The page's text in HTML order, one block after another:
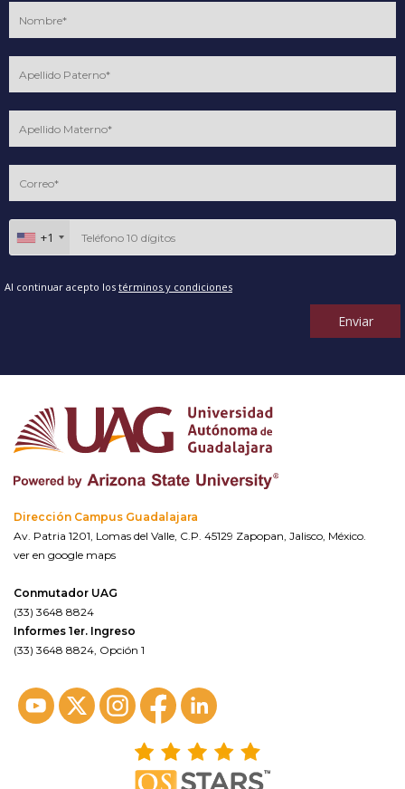
+1
Al continuar acepto los términos y condiciones
Enviar
Dirección Campus Guadalajara
Av. Patria 1201, Lomas del Valle, C.P. 45129 Zapopan, Jalisco, México.
ver en google maps
Conmutador UAG
(33) 3648 8824
Informes 1er. Ingreso
(33) 3648 8824, Opción 1